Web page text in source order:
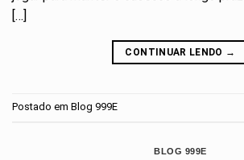
[…]
CONTINUAR LENDO →
Postado em Blog 999E
BLOG 999E